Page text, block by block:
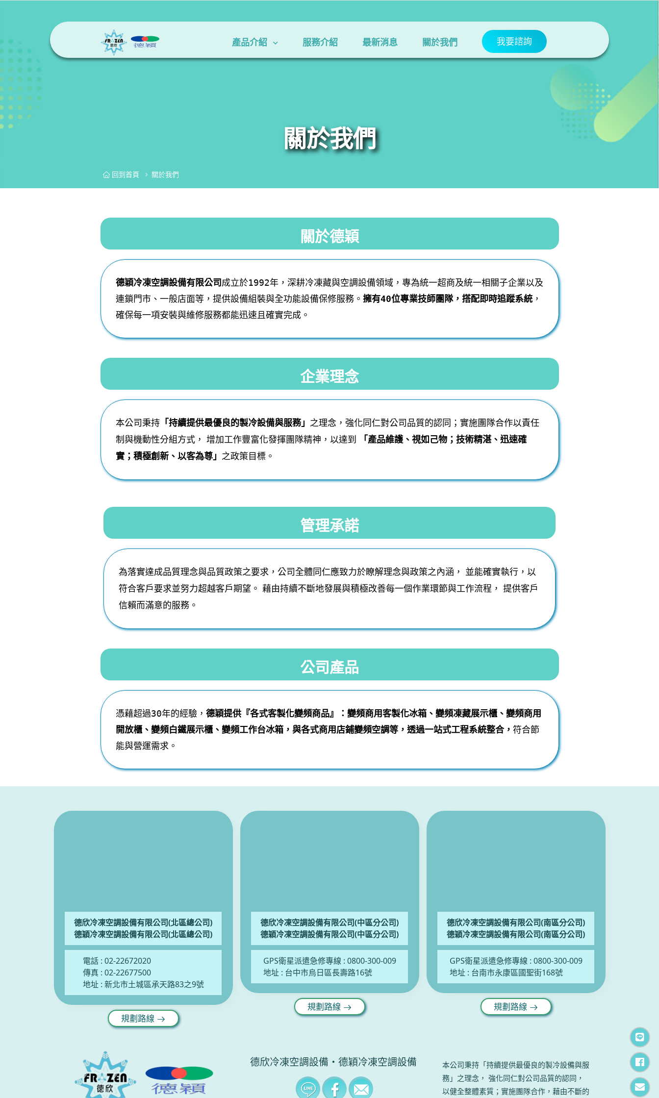
產品介紹 服務介紹 最新消息 關於我們 我要諮詢
關於我們
回到首頁 關於我們
關於德穎
德穎冷凍空調設備有限公司成立於1992年，深耕冷凍藏與空調設備領域，專為統一超商及統一相關子企業以及
連鎖門市、一般店面等，提供設備組裝與全功能設備保修服務。 擁有40位專業技師團隊，搭配即時追蹤系統，
確保每一項安裝與維修服務都能迅速且確實完成。
企業理念
本公司秉持「持續提供最優良的製冷設備與服務」 之理念，強化同仁對公司品質的認同；實施團隊合作以責任
制與機動性分組方式， 增加工作豐富化發揮團隊精神，以達到
「產品維護、視如己物；技術精湛、迅速確
實；積極創新、以客為尊」 之政策目標。
管理承諾
為落實達成品質理念與品質政策之要求，公司全體同仁應致力於瞭解理念與政策之內涵， 並能確實執行，以
符合客戶要求並努力超越客戶期望。 藉由持續不斷地發展與積極改善每一個作業環節與工作流程， 提供客戶
信賴而滿意的服務。
公司產品
憑藉超過30年的經驗， 德穎提供『各式客製化變頻商品』：變頻商用客製化冰箱、變頻凍藏展示櫃、變頻商用
開放櫃、變頻白鐵展示櫃、變頻工作台冰箱，與各式商用店鋪變頻空調等，透過一站式工程系統整合， 符合節
能與營運需求。
德欣冷凍空調設備有限公司(北區總公司)
德穎冷凍空調設備有限公司(北區總公司)
電話 : 02-22672020
傳真 : 02-22677500
地址 : 新北市土城區承天路83之9號
規劃路線
德欣冷凍空調設備有限公司(中區分公司)
德穎冷凍空調設備有限公司(中區分公司)
GPS衛星派遣急修專線 : 0800-300-009
地址 : 台中市烏日區長壽路16號
規劃路線
德欣冷凍空調設備有限公司(南區分公司)
德穎冷凍空調設備有限公司(南區分公司)
GPS衛星派遣急修專線 : 0800-300-009
地址 : 台南市永康區國聖街168號
規劃路線
德欣冷凍空調設備‧德穎冷凍空調設備
本公司秉持「持續提供最優良的製冷設備與服
務」之理念， 強化同仁對公司品質的認同，
以健全整體素質；實施團隊合作，藉由不斷的